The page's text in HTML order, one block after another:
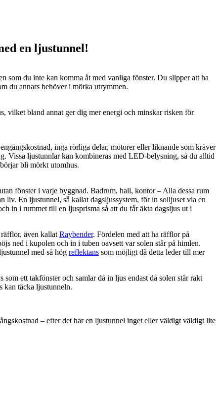
en ljustunnel!
som du inte kan komma åt med vanliga fönster. Du slipper att ha
du annars behöver i mörka utrymmen.
vilket bland annat ger dig mer energi och minskar risken för
inga rörliga delar, motorer eller liknande som kräver
Vissa ljustunnlar kan kombineras med LED-belysning, så du alltid
bli mörkt utomhus.
fönster i varje byggnad. Badrum, hall, kontor – Alla dessa rum
liv. En ljustunnel, så kallat dagsljussystem, för in solljuset via en
in i rummet till en ljusprisma så att du får äkta dagsljus ut i
även kallatRaybender. Fördelen med att ha räfflor på
ned i kupolen och in i tuben oavsett var solen står på himlen.
med så hög reflektans som möjligt då detta leder till mer
ett takfönster och samlar då in ljus endast då solen står rakt
kan täcka ljustunneln.
– efter det har en ljustunnel inget eller väldigt väldigt lite